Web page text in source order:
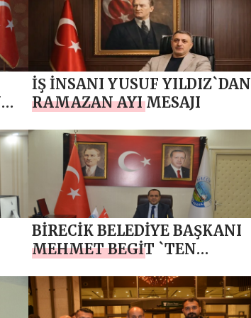
İŞ İNSANI YUSUF YILDIZ`DAN
RAMAZAN AYI MESAJI
BİRECİK BELEDİYE BAŞKANI
MEHMET BEGİT `TEN